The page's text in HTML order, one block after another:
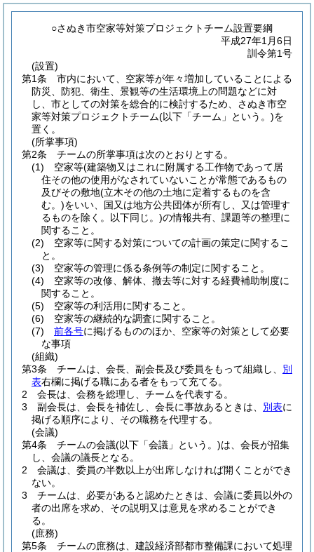
○さぬき市空家等対策プロジェクトチーム設置要綱
平成27年1月6日
訓令第1号
(設置)
第1条
市内において、空家等が年々増加していることによる
防災、防犯、衛生、景観等の生活環境上の問題などに対
し、市としての対策を総合的に検討するため、さぬき市空
家等対策プロジェクトチーム(以下「チーム」という。)を
置く。
(所掌事項)
第2条
チームの所掌事項は次のとおりとする。
(1)
空家等(建築物又はこれに附属する工作物であって居
住その他の使用がなされていないことが常態であるもの
及びその敷地(立木その他の土地に定着するものを含
む。)をいい、国又は地方公共団体が所有し、又は管理す
るものを除く。以下同じ。)の情報共有、課題等の整理に
関すること。
(2)
空家等に関する対策についての計画の策定に関するこ
と。
(3)
空家等の管理に係る条例等の制定に関すること。
(4)
空家等の改修、解体、撤去等に対する経費補助制度に
関すること。
(5)
空家等の利活用に関すること。
(6)
空家等の継続的な調査に関すること。
(7)
前各号に掲げるもののほか、空家等の対策として必要
な事項
(組織)
第3条
チームは、会長、副会長及び委員をもって組織し、 別
表右欄に掲げる職にある者をもって充てる。
2
会長は、会務を総理し、チームを代表する。
3
副会長は、会長を補佐し、会長に事故あるときは、 別表に
掲げる順序により、その職務を代理する。
(会議)
第4条
チームの会議(以下「会議」という。)は、会長が招集
し、会議の議長となる。
2
会議は、委員の半数以上が出席しなければ開くことができ
ない。
3
チームは、必要があると認めたときは、会議に委員以外の
者の出席を求め、その説明又は意見を求めることができ
る。
(庶務)
第5条
チームの庶務は、建設経済部都市整備課において処理